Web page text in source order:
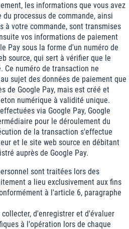
les informations que vous avez
processus de commande, ainsi
à votre commande, sont transmises
vos informations de paiement
Pay sous la forme d'un numéro de
source, qui sert à vérifier que le
Ce numéro de transaction ne
sujet des données de paiement que
de Google Pay, mais est créé et
numérique à validité unique.
via Google Pay, Google
pour le déroulement du
de la transaction s'effectue
et le site web source en débitant
auprès de Google Pay.
sont traitées lors des
a lieu exclusivement aux fins
à l'article 6, paragraphe
d'enregistrer et d'évaluer
à l'opération lors de chaque